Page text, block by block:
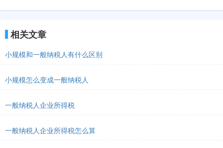
相关文章
小规模和一般纳税人有什么区别
小规模怎么变成一般纳税人
一般纳税人企业所得税
一般纳税人企业所得税怎么算